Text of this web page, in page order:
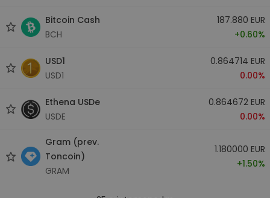
Bitcoin Cash
BCH
187.880 EUR
+0.60%
USD1
USD1
0.864714 EUR
0.00%
Ethena USDe
USDE
0.864672 EUR
0.00%
Gram (prev.
Toncoin)
GRAM
1.180000 EUR
+1.50%